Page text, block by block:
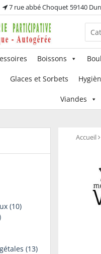
7 rue abbé Choquet 59140
et
leur épicerie!Boissons
Glaces et Sorbets
Viandes
Accueil
(10)
(13)